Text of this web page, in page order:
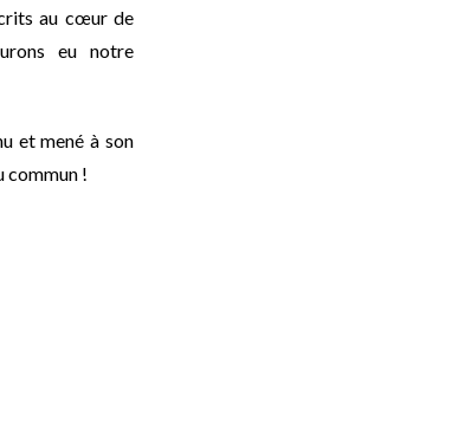
au cœur de
eu notre
et mené à son
commun !